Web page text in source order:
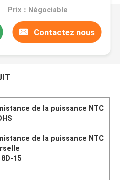
contre les
Prix：Négociable
Contactez nous
de la puissance NTC
de la puissance NTC
8D-15